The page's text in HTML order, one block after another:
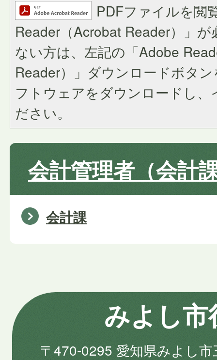
PDFファイルを閲
Reader（Acrobat Reader）」
ない方は、左記の「Adobe
Reader）」ダウンロードボタ
フトウェアをダウンロードし
ださい。
会計管理者（会計
会計課
みよし市
〒470-0295 愛知県みよし